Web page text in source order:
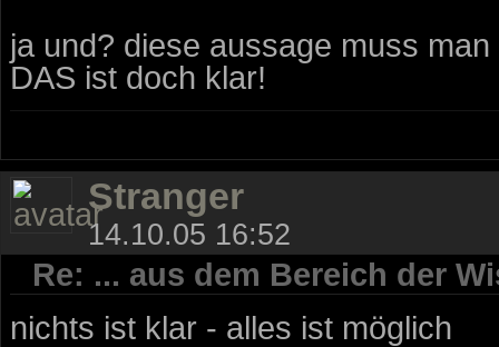
ja und? diese aussage muss
DAS ist doch klar!
Stranger
14.10.05 16:52
Re: ... aus dem Bereich der
nichts ist klar - alles ist möglich